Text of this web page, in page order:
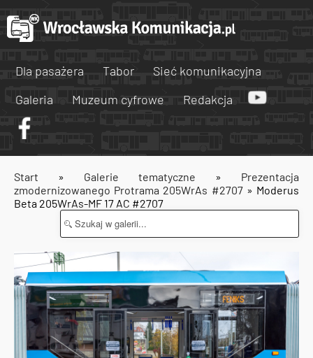
Dla pasażera Tabor
Sieć komunikacyjna
Galeria
Muzeum cyfrowe Redakcja
Start » Galerie tematyczne » Prezentacja
zmodernizowanego Protrama 205WrAs #2707» Moderus
Beta 205WrAs-MF 17 AC #2707